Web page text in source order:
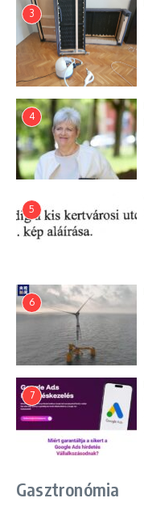
3
4
5
6
7
Gasztronómia